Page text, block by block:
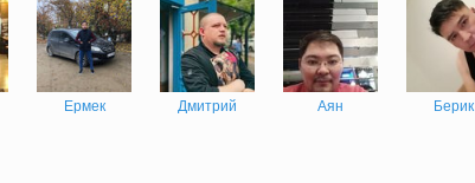
Ермек Дмитрий Аян Берик